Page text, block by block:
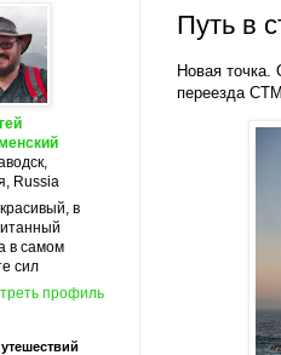
Путь в
Новая точка.
переезда
Russia
в
в самом
сил
профиль